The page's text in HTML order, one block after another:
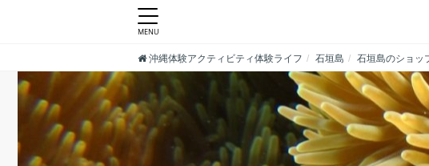
沖縄体験アクティビティ体験ライフ 石垣島 石垣島のショッ